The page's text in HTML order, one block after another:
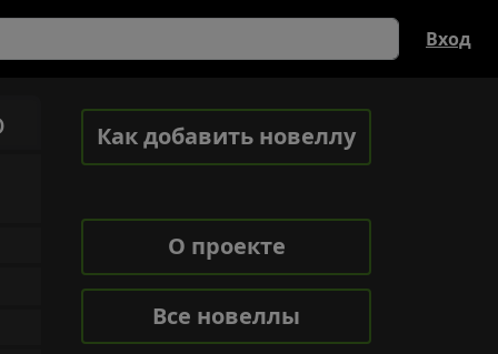
Вход
Как добавить новеллу
О проекте
Все новеллы